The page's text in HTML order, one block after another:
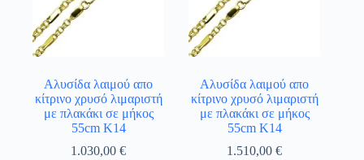
Αλυσίδα λαιμού απο
κίτρινο χρυσό λιμαριστή
με πλακάκι σε μήκος
55cm Κ14
1.030,00€
Αλυσίδα λαιμού απο
κίτρινο χρυσό λιμαριστή
με πλακάκι σε μήκος
55cm Κ14
1.510,00€